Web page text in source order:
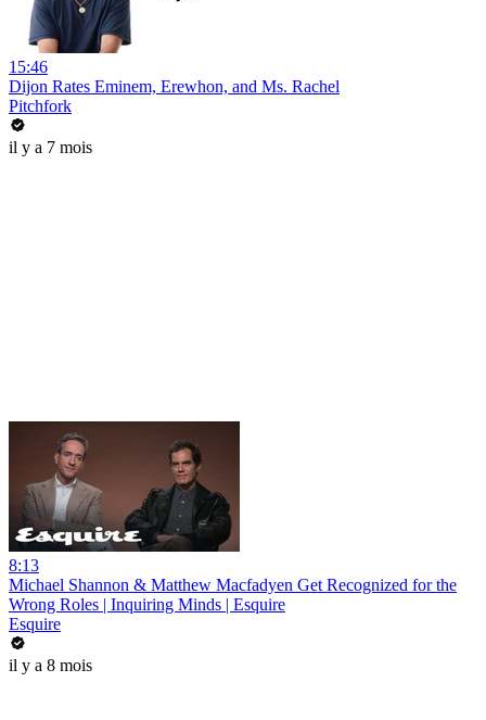
15:46
Dijon Rates Eminem, Erewhon, and Ms. Rachel
Pitchfork
il y a 7 mois
8:13
Michael Shannon & Matthew Macfadyen Get Recognized for the
Wrong Roles | Inquiring Minds | Esquire
Esquire
il y a 8 mois